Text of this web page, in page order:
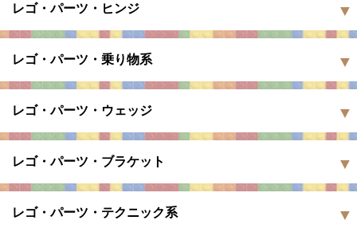
レゴ・パーツ・ヒンジ
レゴ・パーツ・乗り物系
レゴ・パーツ・ウェッジ
レゴ・パーツ・ブラケット
レゴ・パーツ・テクニック系